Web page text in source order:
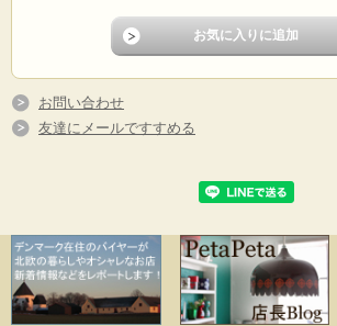
お問い合わせ
友達にメールですすめる